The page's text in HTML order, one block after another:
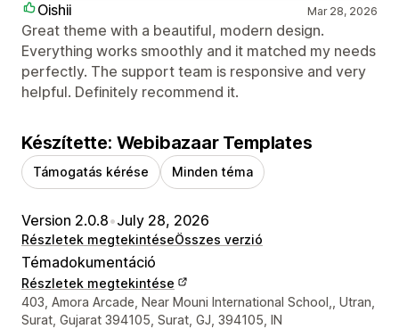
Oishii
Mar 28, 2026
Great theme with a beautiful, modern design.
Everything works smoothly and it matched my needs
perfectly. The support team is responsive and very
helpful. Definitely recommend it.
Készítette: Webibazaar Templates
Támogatás kérése Minden téma
Version 2.0.8•July 28, 2026
Részletek megtekintéseÖsszes verzió
Témadokumentáció
Részletek megtekintése
Dizájner kapcsolattartási adatai
403, Amora Arcade, Near Mouni International School,, Utran,
Surat, Gujarat 394105, Surat, GJ, 394105, IN